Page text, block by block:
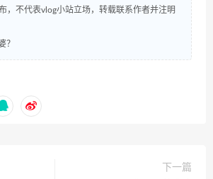
，不代表vlog小站立场，转载联系作者并注明
？
下一篇